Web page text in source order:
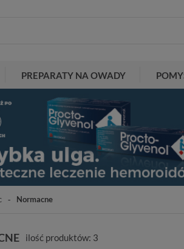
PREPARATY NA OWADY
Normacne
ilość produktów: 3